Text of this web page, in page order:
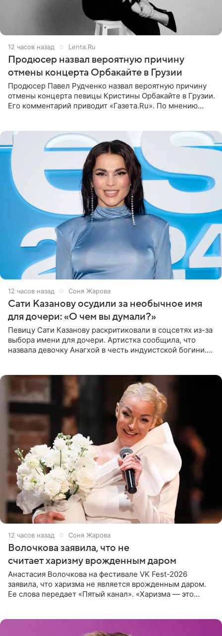
12 часов назад Lenta.Ru
Продюсер назвал вероятную причину
отмены концерта Орбакайте в Грузии
Продюсер Павел Рудченко назвал вероятную причину
отмены концерта певицы Кристины Орбакайте в Грузии.
Его комментарий приводит «Газета.Ru». По мнению
12 часов назад Соня Жарова
Сати Казанову осудили за необычное имя
для дочери: «О чем вы думали?»
Певицу Сати Казанову раскритиковали в соцсетях из-за
выбора имени для дочери. Артистка сообщила, что
назвала девочку Анагхой в честь индуистской богини.
12 часов назад Соня Жарова
Волочкова заявила, что не
считает харизму врожденным даром
Анастасия Волочкова на фестивале VK Fest-2026
заявила, что харизма не является врожденным даром.
Ее слова передает «Пятый канал». «Харизма — это